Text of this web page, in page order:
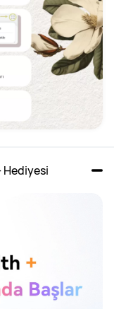
Hediyesi